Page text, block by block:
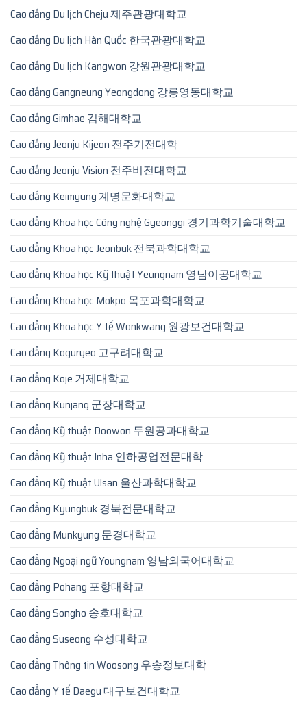
Cao đẳng Du lịch Cheju 제주관광대학교
Cao đẳng Du lịch Hàn Quốc 한국관광대학교
Cao đẳng Du lịch Kangwon 강원관광대학교
Cao đẳng Gangneung Yeongdong 강릉영동대학교
Cao đẳng Gimhae 김해대학교
Cao đẳng Jeonju Kijeon 전주기전대학
Cao đẳng Jeonju Vision 전주비전대학교
Cao đẳng Keimyung 계명문화대학교
Cao đẳng Khoa học Công nghệ Gyeonggi 경기과학기술대학교
Cao đẳng Khoa học Jeonbuk 전북과학대학교
Cao đẳng Khoa học Kỹ thuật Yeungnam 영남이공대학교
Cao đẳng Khoa học Mokpo 목포과학대학교
Cao đẳng Khoa học Y tế Wonkwang 원광보건대학교
Cao đẳng Koguryeo 고구려대학교
Cao đẳng Koje 거제대학교
Cao đẳng Kunjang 군장대학교
Cao đẳng Kỹ thuật Doowon 두원공과대학교
Cao đẳng Kỹ thuật Inha 인하공업전문대학
Cao đẳng Kỹ thuật Ulsan 울산과학대학교
Cao đẳng Kyungbuk 경북전문대학교
Cao đẳng Munkyung 문경대학교
Cao đẳng Ngoại ngữ Youngnam 영남외국어대학교
Cao đẳng Pohang 포항대학교
Cao đẳng Songho 송호대학교
Cao đẳng Suseong 수성대학교
Cao đẳng Thông tin Woosong 우송정보대학
Cao đẳng Y tế Daegu 대구보건대학교